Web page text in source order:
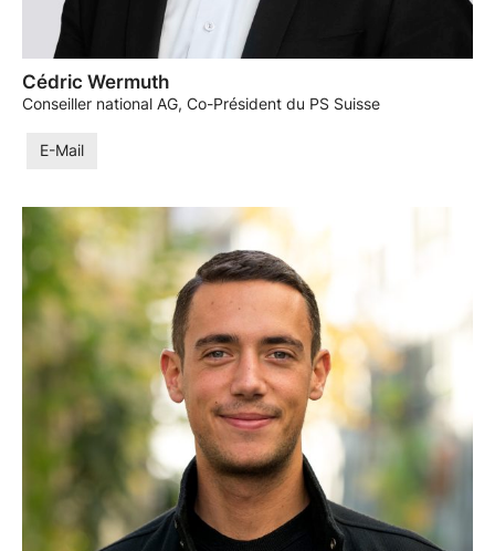
Cédric Wermuth
Conseiller national AG, Co-Président du PS Suisse
E-Mail